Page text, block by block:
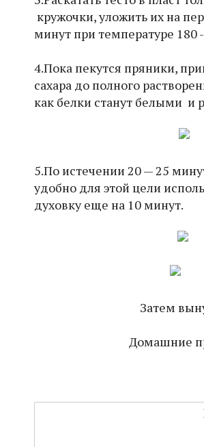
кружочки, уложить их на
минут при температуре 180
4.Пока пекутся пряники,
сахара до полного
как белки станут белыми и
5.По истечении 20 — 25
удобно для этой цели
духовку еще на 10 минут.
Затем
Домашние